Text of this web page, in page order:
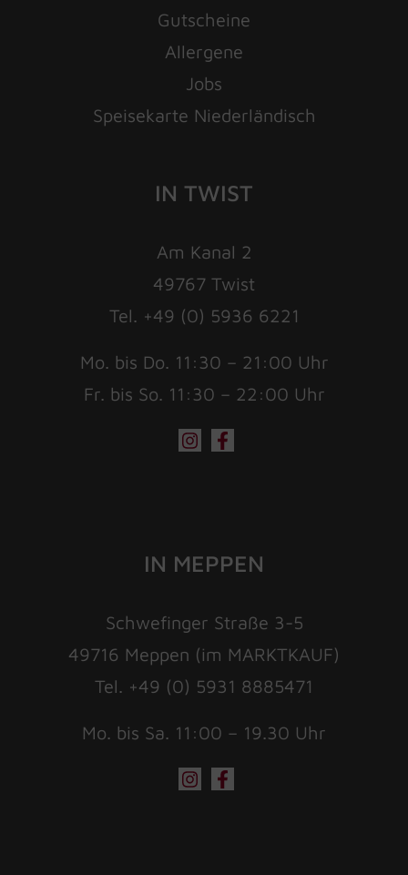
Gutscheine
Allergene
Jobs
Speisekarte Niederländisch
IN TWIST
Am Kanal 2
49767 Twist
Tel. +49 (0) 5936 6221
Mo. bis Do. 11:30 – 21:00 Uhr
Fr. bis So. 11:30 – 22:00 Uhr
IN MEPPEN
Schwefinger Straße 3-5
49716 Meppen (im MARKTKAUF)
Tel. +49 (0) 5931 8885471
Mo. bis Sa. 11:00 – 19.30 Uhr